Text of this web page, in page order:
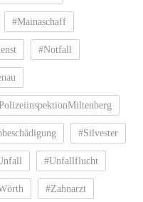
#Mainaschaff
#Notfall
#Silvester
#Unfallflucht
#Zahnarzt